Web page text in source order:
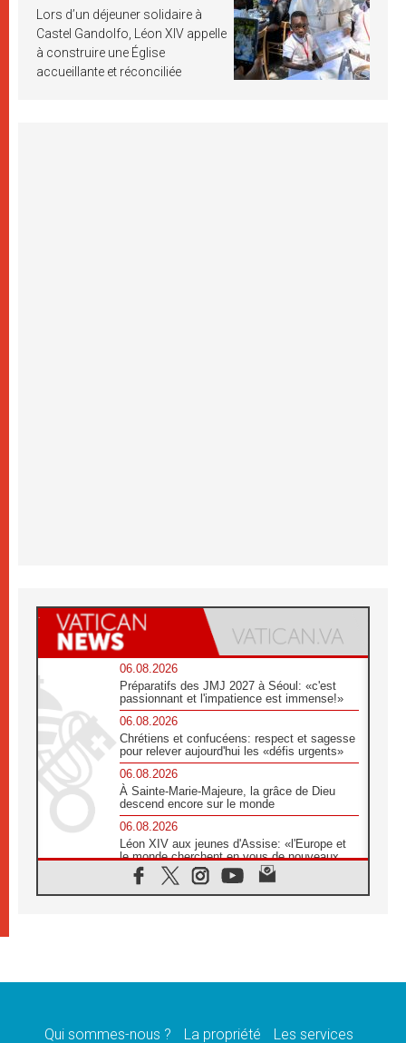
Lors d’un déjeuner solidaire à
Castel Gandolfo, Léon XIV appelle
à construire une Église
accueillante et réconciliée
06.08.2026
Préparatifs des JMJ 2027 à Séoul: «c'est
passionnant et l'impatience est immense!»
06.08.2026
Chrétiens et confucéens: respect et sagesse
pour relever aujourd'hui les «défis urgents»
06.08.2026
À Sainte-Marie-Majeure, la grâce de Dieu
descend encore sur le monde
06.08.2026
Léon XIV aux jeunes d'Assise: «l'Europe et
le monde cherchent en vous de nouveaux
saints»
06.08.2026
«construire la civilisation de l'amour»
Qui sommes-nous ? La propriété Les services